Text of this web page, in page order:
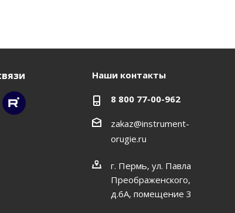
Наши контакты
8 800 77-00-962
zakaz@instrument-
orugie.ru
г. Пермь, ул. Павла
Преображенского,
д.6А, помещение 3